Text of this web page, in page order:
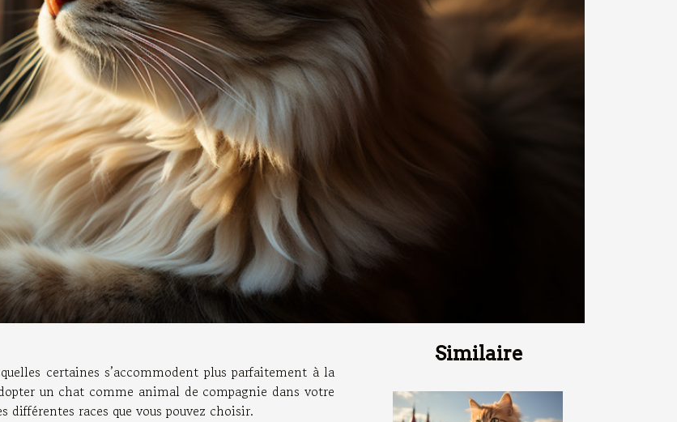
certaines s’accommodent plus parfaitement à la
un chat comme animal de compagnie dans votre
races que vous pouvez choisir.
Similaire